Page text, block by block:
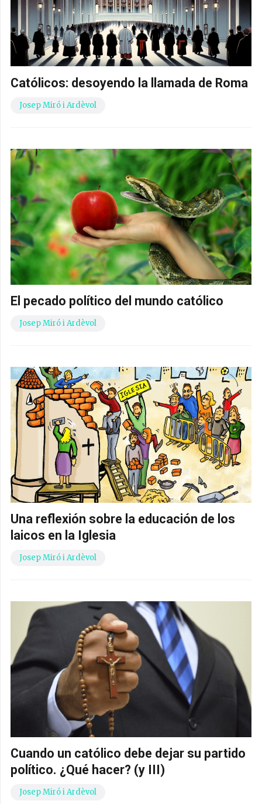
Católicos: desoyendo la llamada de Roma
Josep Miró i Ardèvol
El pecado político del mundo católico
Josep Miró i Ardèvol
Una reflexión sobre la educación de los
laicos en la Iglesia
Josep Miró i Ardèvol
Cuando un católico debe dejar su partido
político. ¿Qué hacer? (y III)
Josep Miró i Ardèvol